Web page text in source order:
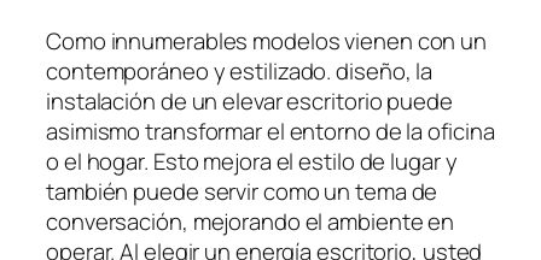
Como innumerables modelos vienen con un
contemporáneo y estilizado. diseño, la
instalación de un elevar escritorio puede
asimismo transformar el entorno de la oficina
o el hogar. Esto mejora el estilo de lugar y
también puede servir como un tema de
conversación, mejorando el ambiente en
operar. Al elegir un energía escritorio, usted